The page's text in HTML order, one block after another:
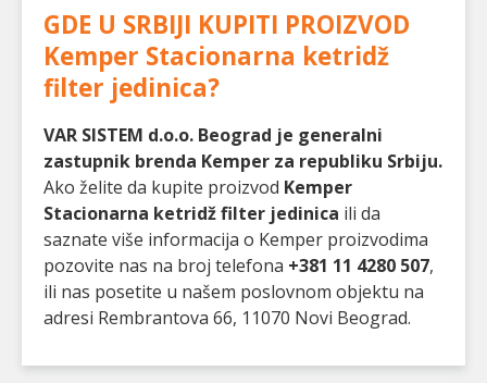
GDE U SRBIJI KUPITI PROIZVOD
Kemper Stacionarna ketridž
filter jedinica?
VAR SISTEM d.o.o. Beograd je generalni
zastupnik brenda Kemper za republiku Srbiju.
Ako želite da kupite proizvod Kemper
Stacionarna ketridž filter jedinica ili da
saznate više informacija o Kemper proizvodima
pozovite nas na broj telefona +381 11 4280 507,
ili nas posetite u našem poslovnom objektu na
adresi Rembrantova 66, 11070 Novi Beograd.